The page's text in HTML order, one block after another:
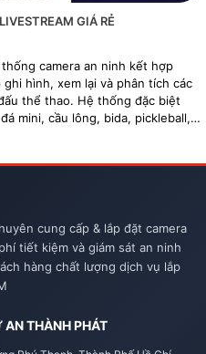
GIÁ RẺ
thống camera an ninh kết hợp
hình, xem lại và phân tích các
thể thao. Hệ thống đặc biệt
mini, cầu lông, bida, pickleball,
cung cấp & lắp đặt camera
tiết kiệm và giám sát an ninh
hàng chất lượng dịch vụ lắp
THÀNH PHÁT